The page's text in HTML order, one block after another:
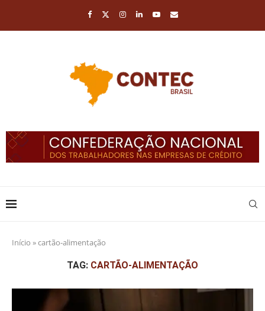
Início »cartão-alimentação
TAG: CARTÃO-ALIMENTAÇÃO